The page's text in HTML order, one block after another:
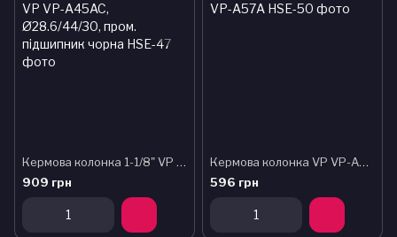
Кермова колонка 1-1/8" VP VP-A45AC, Ø28.6/44/30, пром. підшипник чорна
909 грн
Кермова колонка VP VP-A57A
596 грн